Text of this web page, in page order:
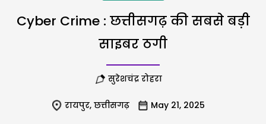
Cyber Crime : छत्तीसगढ़ की सबसे बड़ी
साइबर ठगी
सुरेशचंद्र रोहरा
रायपुर, छत्तीसगढ़ May 21, 2025